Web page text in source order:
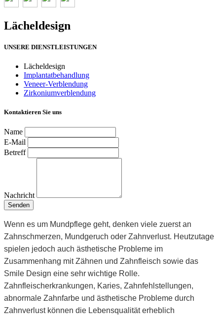
Lächeldesign
UNSERE DIENSTLEISTUNGEN
Lächeldesign
Implantatbehandlung
Veneer-Verblendung
Zirkoniumverblendung
Kontaktieren Sie uns
Name
E-Mail
Betreff
Nachricht
Senden
Wenn es um Mundpflege geht, denken viele zuerst an
Zahnschmerzen, Mundgeruch oder Zahnverlust. Heutzutage
spielen jedoch auch ästhetische Probleme im
Zusammenhang mit Zähnen und Zahnfleisch sowie das
Smile Design eine sehr wichtige Rolle.
Zahnfleischerkrankungen, Karies, Zahnfehlstellungen,
abnormale Zahnfarbe und ästhetische Probleme durch
Zahnverlust können die Lebensqualität erheblich